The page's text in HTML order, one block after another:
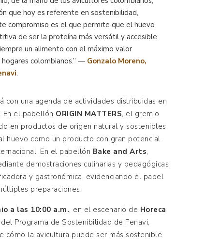
que hoy es referente en sostenibilidad,
compromiso es el que permite que el huevo
de ser la proteína más versátil y accesible
un alimento con el máximo valor
colombianos.” — Gonzalo Moreno,
.
con una agenda de actividades distribuidas en
En el pabellón ORIGIN MATTERS, el gremio
en productos de origen natural y sostenibles,
huevo como un producto con gran potencial
En el pabellón Bake and Arts,
demostraciones culinarias y pedagógicas
y gastronómica, evidenciando el papel
preparaciones.
a las 10:00 a.m., en el escenario de Horeca
Programa de Sostenibilidad de Fenavi,
cómo la avicultura puede ser más sostenible